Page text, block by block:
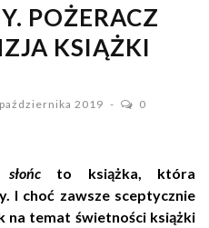
POŻERACZ
KSIĄŻKI
2019 0
to książka, która
I choć zawsze sceptycznie
na temat świetności książki